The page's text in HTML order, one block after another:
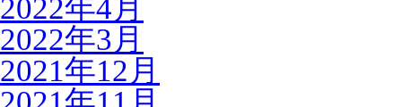
2022年4月
2022年3月
2021年12月